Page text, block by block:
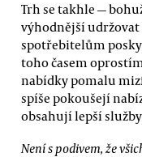
Trh se takhle —
výhodnější
spotřebitelům
toho časem
nabídky pomalu
spíše pokoušejí
obsahují lepší služby
Není s podivem, že